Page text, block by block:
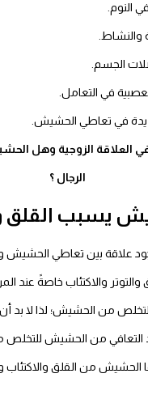
النوم.
والنشاط.
الجسم.
في التعامل.
في تعاطي الحشيش.
العلاقة الزوجية وهل
الرجال ؟
يسبب القلق
علاقة بين تعاطي
والاكتئاب خاصةً عند
من الحشيش؛ لذا لا
التعافي من الحشيش للتخلص
الحشيش من القلق والاكتئاب